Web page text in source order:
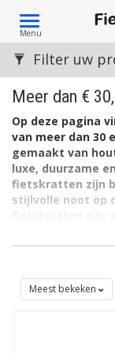
Toggle
navigation
Menu
Meer dan €
Op deze pagina
van meer dan 30
gemaakt van
luxe, duurzame
fietskratten zijn
stijlvolle noot op
geeft de eigenaar /
Mooie &
Er is in ons
Filter uw
Meest bekeken